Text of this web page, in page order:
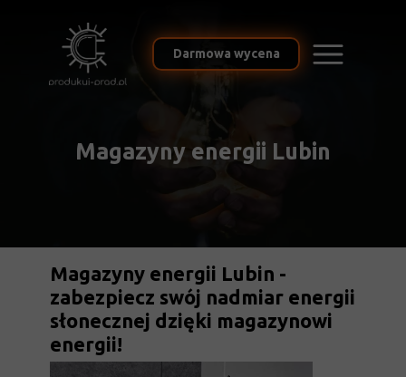
Darmowa wycena
Magazyny energii Lubin
Magazyny energii Lubin -
zabezpiecz swój nadmiar energii
słonecznej dzięki magazynowi
energii!